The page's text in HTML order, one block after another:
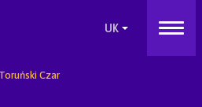
Toruński Czar